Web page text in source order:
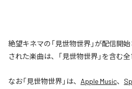
絶望キネマの「見世物世界」が配信開
された楽曲は、「見世物世界」を含む全
なお「見世物世界」は、 Apple Music、